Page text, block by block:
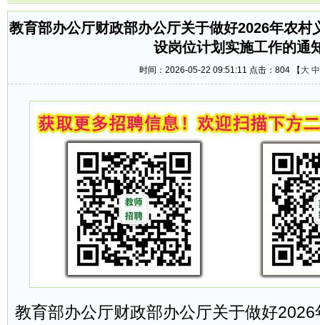
教育部办公厅财政部办公厅关于做好2026年农村
设岗位计划实施工作的通
时间：2026-05-22 09:51:11 点击： 804 【 大 中
教育部办公厅财政部办公厅关于做好